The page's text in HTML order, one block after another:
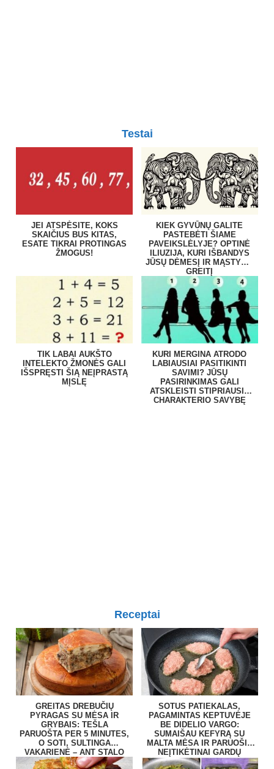
Testai
JEI ATSPĖSITE, KOKS
SKAIČIUS BUS KITAS,
ESATE TIKRAI PROTINGAS
ŽMOGUS!
KIEK GYVŪNŲ GALITE
PASTEBĖTI ŠIAME
PAVEIKSLĖLYJE? OPTINĖ
ILIUZIJA, KURI IŠBANDYS
JŪSŲ DĖMESĮ IR MĄSTYMO
GREITĮ
TIK LABAI AUKŠTO
INTELEKTO ŽMONĖS GALI
IŠSPRĘSTI ŠIĄ NEĮPRASTĄ
MĮSLĘ
KURI MERGINA ATRODO
LABIAUSIAI PASITIKINTI
SAVIMI? JŪSŲ
PASIRINKIMAS GALI
ATSKLEISTI STIPRIAUSIĄ
CHARAKTERIO SAVYBĘ
Receptai
GREITAS DREBUČIŲ
PYRAGAS SU MĖSA IR
GRYBAIS: TEŠLA
PARUOŠTA PER 5 MINUTES,
O SOTI, SULTINGA
VAKARIENĖ – ANT STALO
BE VARGO
SOTUS PATIEKALAS,
PAGAMINTAS KEPTUVĖJE
BE DIDELIO VARGO:
SUMAIŠAU KEFYRĄ SU
MALTA MĖSA IR PARUOŠIU
NEĮTIKĖTINAI GARDŲ
PATIEKALĄ